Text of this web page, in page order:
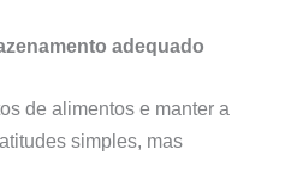
adequado
de alimentos e manter a
simples, mas